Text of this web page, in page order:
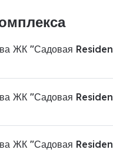
ЖК "Садовая
ЖК "Садовая
ЖК "Садовая